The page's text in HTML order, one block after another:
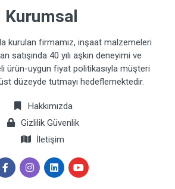
Kurumsal
kurulan firmamız, inşaat malzemeleri
satışında 40 yılı aşkın deneyimi ve
ürün-uygun fiyat politikasıyla müşteri
düzeyde tutmayı hedeflemektedir.
Hakkımızda
Gizlilik Güvenlik
İletişim